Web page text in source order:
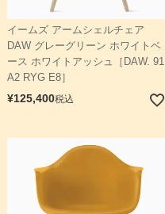
イームズ アームシェルチェア
DAW グレーグリーン ホワイトベ
ース ホワイトアッシュ［DAW. 91
A2 RYG E8］
¥125,400税込